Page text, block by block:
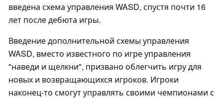
введена схема управления WASD, спустя почти 16
лет после дебюта игры.
Введение дополнительной схемы управления
WASD, вместо известного по игре управления
"наведи и щелкни", призвано облегчить игру для
новых и возвращающихся игроков. Игроки
наконец-то смогут управлять своими чемпионами с